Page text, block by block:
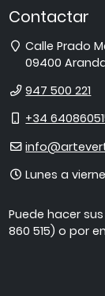
Contactar
Dirección
Calle Prado
09400
Teléfono
947 500 221
Móvil
+34
E-
Horario
atención
Lunes a
Puede hacer
860 515) o por